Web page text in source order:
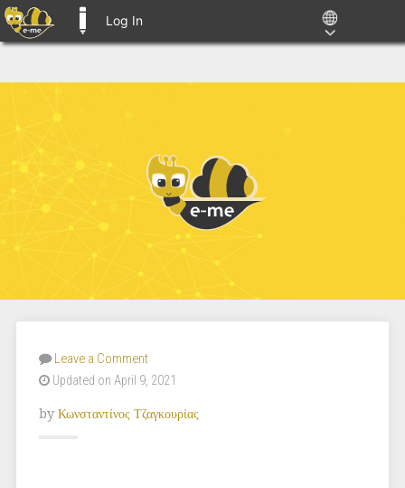
Log In
Leave a Comment
Updated on April 9, 2021
by Κωνσταντίνος Τζαγκουρίας